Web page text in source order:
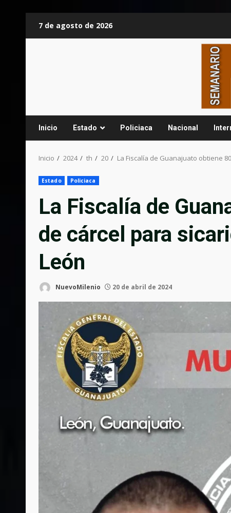
7 de agosto de 2026
Inicio Estado Policiaca Nacional
Inicio 2024 th 20 La Fiscalía de Guanajuato obtiene
Estado Policiaca
La Fiscalía de
de cárcel para
León
NuevoMilenio 20 de abril de 2024